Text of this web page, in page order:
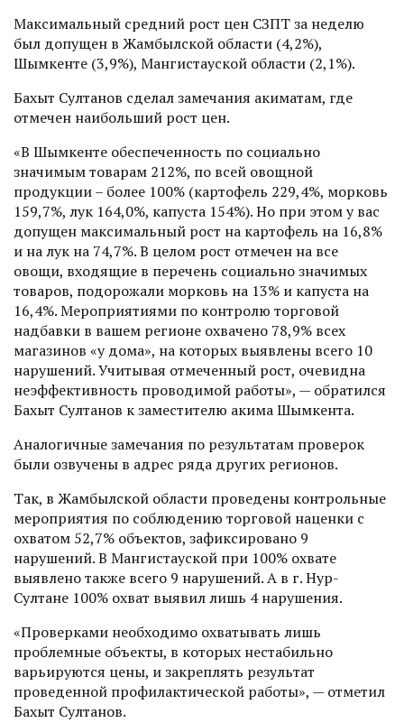
Максимальный средний рост цен СЗПТ за неделю
был допущен в Жамбылской области (4,2%),
Шымкенте (3,9%), Мангистауской области (2,1%).
Бахыт Султанов сделал замечания акиматам, где
отмечен наибольший рост цен.
«В Шымкенте обеспеченность по социально
значимым товарам 212%, по всей овощной
продукции – более 100% (картофель 229,4%, морковь
159,7%, лук 164,0%, капуста 154%). Но при этом у вас
допущен максимальный рост на картофель на 16,8%
и на лук на 74,7%. В целом рост отмечен на все
овощи, входящие в перечень социально значимых
товаров, подорожали морковь на 13% и капуста на
16,4%. Мероприятиями по контролю торговой
надбавки в вашем регионе охвачено 78,9% всех
магазинов «у дома», на которых выявлены всего 10
нарушений. Учитывая отмеченный рост, очевидна
неэффективность проводимой работы», — обратился
Бахыт Султанов к заместителю акима Шымкента.
Аналогичные замечания по результатам проверок
были озвучены в адрес ряда других регионов.
Так, в Жамбылской области проведены контрольные
мероприятия по соблюдению торговой наценки с
охватом 52,7% объектов, зафиксировано 9
нарушений. В Мангистауской при 100% охвате
выявлено также всего 9 нарушений. А в г. Нур-
Султане 100% охват выявил лишь 4 нарушения.
«Проверками необходимо охватывать лишь
проблемные объекты, в которых нестабильно
варьируются цены, и закреплять результат
проведенной профилактической работы», — отметил
Бахыт Султанов.